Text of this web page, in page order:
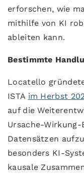
erforschen, wie
mithilfe von KI
ableiten kann.
Bestimmte
Locatello
ISTA im Herbst
auf die
Ursache-Wirkung-
Datensätzen
besonders KI-
kausale